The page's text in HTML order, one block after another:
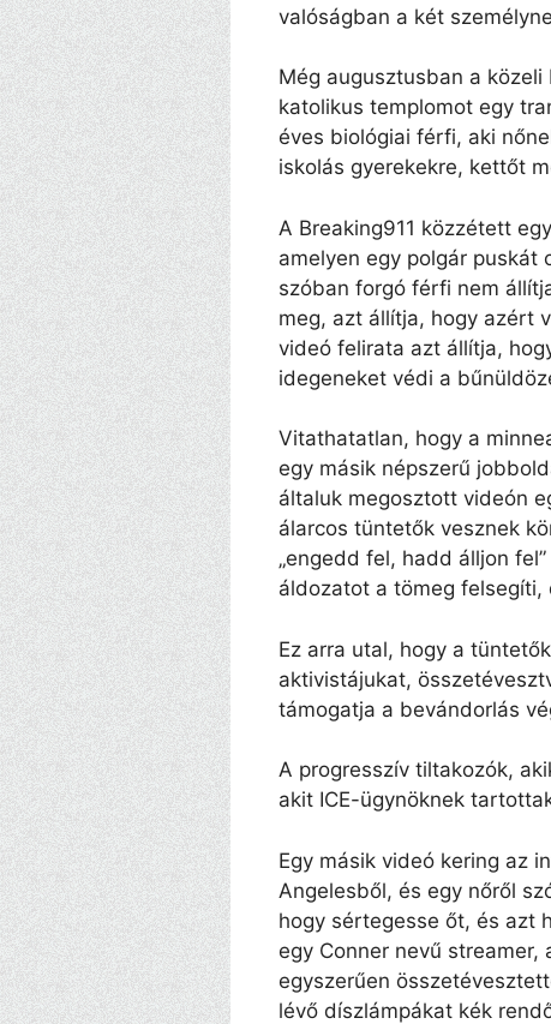
valóságban a két
Még augusztusban a
katolikus templomot egy
éves biológiai férfi, aki
iskolás gyerekekre, kettőt
A Breaking911 közzétett
amelyen egy polgár puskát
szóban forgó férfi nem
meg, azt állítja, hogy azért
videó felirata azt állítja,
idegeneket védi a
Vitathatatlan, hogy a
egy másik népszerű
általuk megosztott videón
álarcos tüntetők vesznek
„engedd fel, hadd álljon
áldozatot a tömeg felsegíti,
Ez arra utal, hogy a
aktivistájukat,
támogatja a bevándorlás
A progresszív tiltakozók,
akit ICE-ügynöknek
Egy másik videó kering az
Angelesből, és egy nőről
hogy sértegesse őt, és azt
egy Conner nevű
egyszerűen
lévő díszlámpákat kék